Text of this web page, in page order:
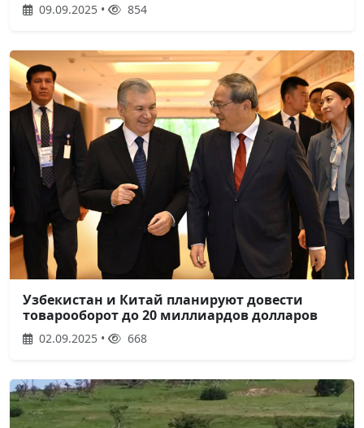
09.09.2025 • 854
Узбекистан и Китай планируют довести
товарооборот до 20 миллиардов долларов
02.09.2025 • 668